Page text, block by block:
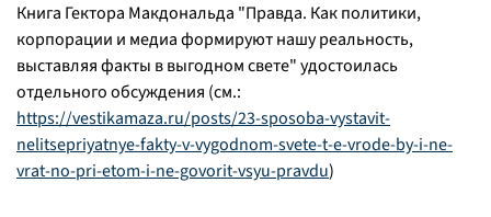
Книга Гектора Макдональда "Правда. Как политики,
корпорации и медиа формируют нашу реальность,
выставляя факты в выгодном свете" удостоилась
отдельного обсуждения (см.:
https://vestikamaza.ru/posts/23-sposoba-vystavit-
nelitsepriyatnye-fakty-v-vygodnom-svete-t-e-vrode-by-i-ne-
vrat-no-pri-etom-i-ne-govorit-vsyu-pravdu)